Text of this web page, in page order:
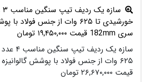
خورشیدی تا ۶۲۵ وات از جنس
سری 182mm قیمت ۱۹,۴۵۰,۰۰۰ تومان
سازه یک
قیمت ۲۶,۶۷۰,۰۰۰ تومان